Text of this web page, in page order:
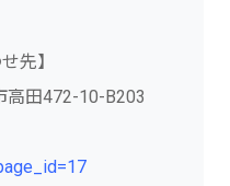
先】
田472-10-B203